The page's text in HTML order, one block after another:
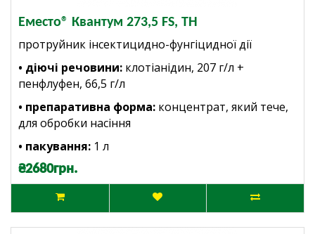
Еместо® Квантум 273,5 FS, ТН
протруйник інсектицидно-фунгіцидної дії
• діючі речовини: клотіанідин, 207 г/л +
пенфлуфен, 66,5 г/л
• препаративна форма: концентрат, який тече,
для обробки насіння
• пакування: 1 л
₴2680грн.